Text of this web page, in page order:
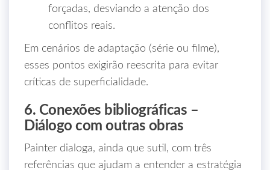
forçadas, desviando a atenção dos
conflitos reais.
Em cenários de adaptação (série ou filme),
esses pontos exigirão reescrita para evitar
críticas de superficialidade.
6. Conexões bibliográficas –
Diálogo com outras obras
Painter dialoga, ainda que sutil, com três
referências que ajudam a entender a estratégia